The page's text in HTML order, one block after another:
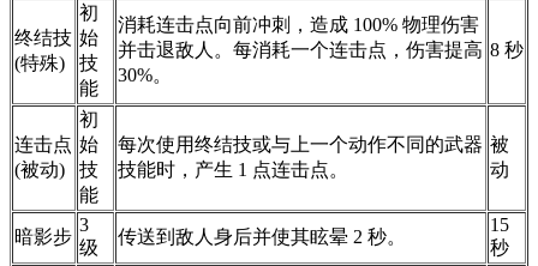
终结技
(特殊)
初
始
技
能
消耗连击点向前冲刺，造成 100% 物理伤害
并击退敌人。每消耗一个连击点，伤害提高
30%。
8 秒
连击点
(被动)
初
始
技
能
每次使用终结技或与上一个动作不同的武器
技能时，产生 1 点连击点。
被
动
暗影步
3
级
传送到敌人身后并使其眩晕 2 秒。
15
秒